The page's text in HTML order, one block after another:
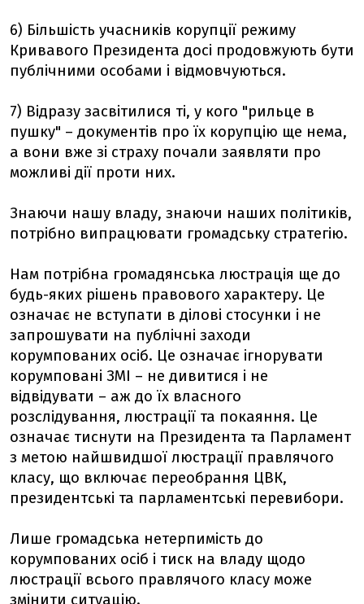
6) Більшість учасників корупції режиму
Кривавого Президента досі продовжують бути
публічними особами і відмовчуються.
7) Відразу засвітилися ті, у кого "рильце в
пушку" – документів про їх корупцію ще нема,
а вони вже зі страху почали заявляти про
можливі дії проти них.
Знаючи нашу владу, знаючи наших політиків,
потрібно випрацювати громадську стратегію.
Нам потрібна громадянська люстрація ще до
будь-яких рішень правового характеру. Це
означає не вступати в ділові стосунки і не
запрошувати на публічні заходи
корумпованих осіб. Це означає ігнорувати
корумповані ЗМІ – не дивитися і не
відвідувати – аж до їх власного
розслідування, люстрації та покаяння. Це
означає тиснути на Президента та Парламент
з метою найшвидшої люстрації правлячого
класу, що включає переобрання ЦВК,
президентські та парламентські перевибори.
Лише громадська нетерпимість до
корумпованих осіб і тиск на владу щодо
люстрації всього правлячого класу може
змінити ситуацію.